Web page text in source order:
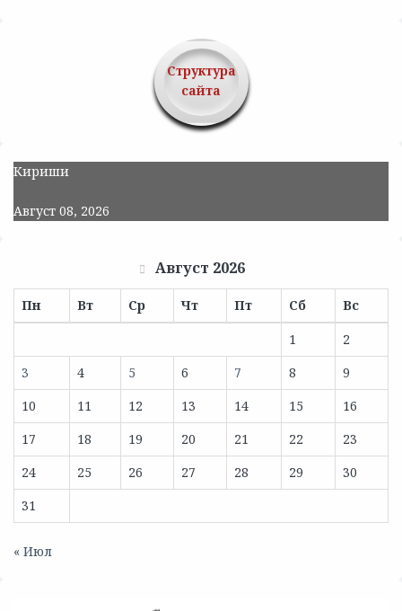
Структура
сайта
Кириши
Август 08, 2026
Август 2026
Пн Вт Ср Чт Пт Сб
Вс
1
2
3
4 5 6 7 8
9
10
11 12 13 14 15
16
17
18 19 20 21 22
23
24
25 26 27 28 29
30
31
« Июл